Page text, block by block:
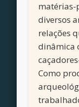
matérias-
diversos
relações
dinâmica
Como